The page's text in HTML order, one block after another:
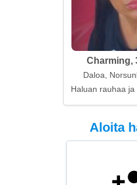
Charming,
Daloa,
Haluan rauhaa ja
Aloita